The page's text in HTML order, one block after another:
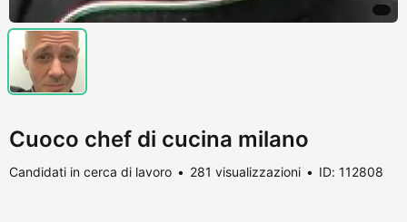
Cuoco chef di cucina milano
Candidati in cerca di lavoro 281 visualizzazioni ID: 112808